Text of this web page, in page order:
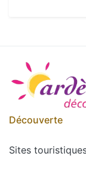
Découverte
Sites